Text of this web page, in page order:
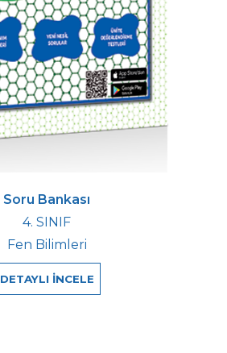
Soru Bankası
4. SINIF
Fen Bilimleri
DETAYLI İNCELE